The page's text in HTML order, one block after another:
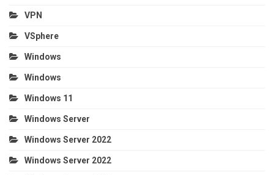
VPN
VSphere
Windows
Windows
Windows 11
Windows Server
Windows Server 2022
Windows Server 2022